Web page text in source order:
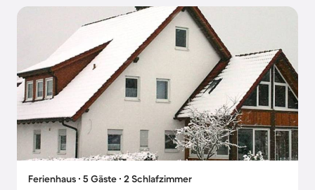
Ferienhaus ∙ 5 Gäste ∙ 2 Schlafzimmer